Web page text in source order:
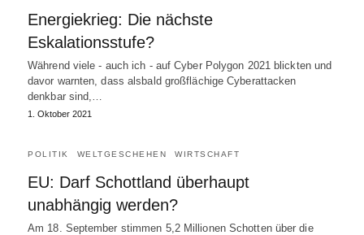
Energiekrieg: Die nächste
Eskalationsstufe?
Während viele - auch ich - auf Cyber Polygon 2021 blickten und
davor warnten, dass alsbald großflächige Cyberattacken
denkbar sind,…
1. Oktober 2021
POLITIK WELTGESCHEHEN WIRTSCHAFT
EU: Darf Schottland überhaupt
unabhängig werden?
Am 18. September stimmen 5,2 Millionen Schotten über die